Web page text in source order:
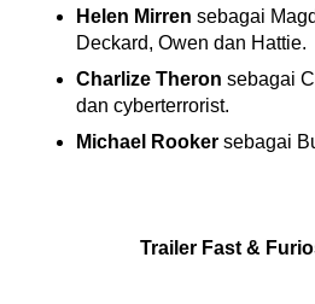
Helen Mirren sebagai
Deckard, Owen dan Hattie.
Charlize Theron sebagai
dan cyberterrorist.
Michael Rooker sebagai
Trailer Fast &